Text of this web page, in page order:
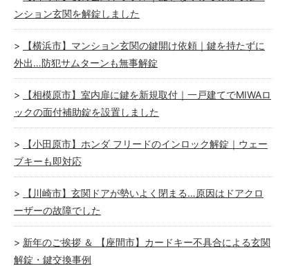
ンション玄関を解錠しました
【横浜市】マンション玄関の鍵開け依頼｜鍵を持たずに
外出…防犯サムターンも無事解錠
【相模原市】室内扉に鍵を新規取付｜一戸建てでMIWAロ
ックの面付補助錠を設置しました
【小田原市】ホンダ フリードのインロック解錠｜ウェー
ブキーも即対応
【川崎市】玄関ドアが勢いよく閉まる…原因はドアクロ
ーザーの故障でした
新年のご挨拶 ＆ 【座間市】カードキー不具合による玄関
解錠・鍵交換事例